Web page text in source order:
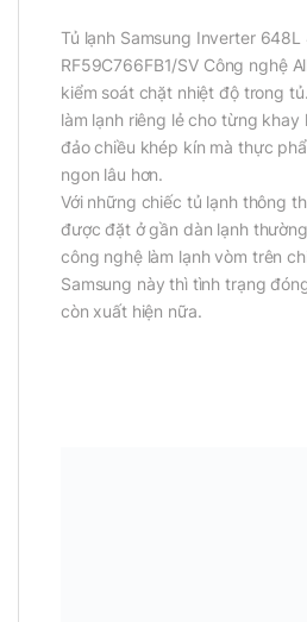
Tủ lạnh Samsung Inverter 648L
RF59C766FB1/SV Công nghệ
kiểm soát chặt nhiệt độ trong
làm lạnh riêng lẻ cho từng
đảo chiều khép kín mà thực
ngon lâu hơn.
Với những chiếc tủ lạnh thông
được đặt ở gần dàn lạnh
công nghệ làm lạnh vòm trên
Samsung này thì tình trạng
còn xuất hiện nữa.